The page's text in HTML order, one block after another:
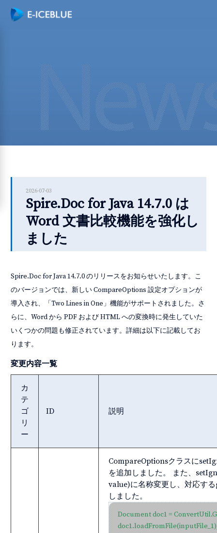
2026-07-03
Spire.Doc for Java 14.7.0 は
Word 文書比較機能を強化し
ました
Spire.Doc for Java 14.7.0 のリリースをお知らせいたします。こ
のバージョンでは、新しい CompareOptions 設定オプションが
導入され、「Two Lines in One」機能がサポートされました。さ
らに、Word から PDF および HTML への変換時に発生していた
いくつかの問題も修正されています。詳細は以下に記載してお
ります。
変更内容一覧
カ
テ
ゴ
リ
ー
ID 説明
CompareOptionsクラスに
を追加しました。 また、
value)に名称変更し、対応す
しました。
Document doc1 =